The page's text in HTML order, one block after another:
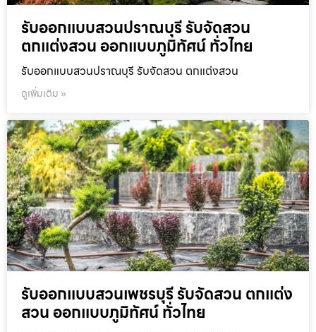
รับออกแบบสวนปราณบุรี รับจัดสวน
ตกแต่งสวน ออกแบบภูมิทัศน์ ทั่วไทย
รับออกแบบสวนปราณบุรี รับจัดสวน ตกแต่งสวน
ดูเพิ่มเติม »
รับออกแบบสวนเพชรบุรี รับจัดสวน ตกแต่ง
สวน ออกแบบภูมิทัศน์ ทั่วไทย